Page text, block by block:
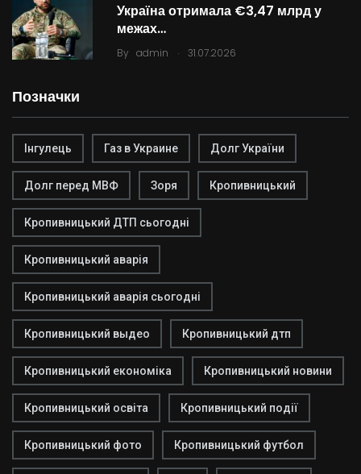
Україна отримала €3,47 млрд у
межах…
By admin . 31.07.2026
Позначки
Інгулець Газ в Украине Долг України
Долг перед МВФ Зоря Кропивницький
Кропивницький ДТП сьогодні
Кропивницький аварія
Кропивницький аварія сьогодні
Кропивницький выдео Кропивницький дтп
Кропивницький економіка Кропивницький новини
Кропивницький освіта Кропивницький події
Кропивницький фото Кропивницький футбол